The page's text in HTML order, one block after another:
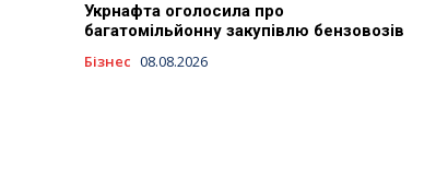
Укрнафта оголосила про
багатомільйонну закупівлю бензовозів
Бізнес 08.08.2026